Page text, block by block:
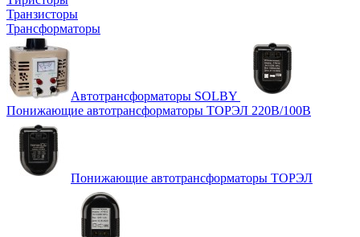
Транзисторы
Трансформаторы
Автотрансформаторы SOLBY
Понижающие автотрансформаторы ТОРЭЛ 220В/100В
Понижающие автотрансформаторы ТОРЭЛ